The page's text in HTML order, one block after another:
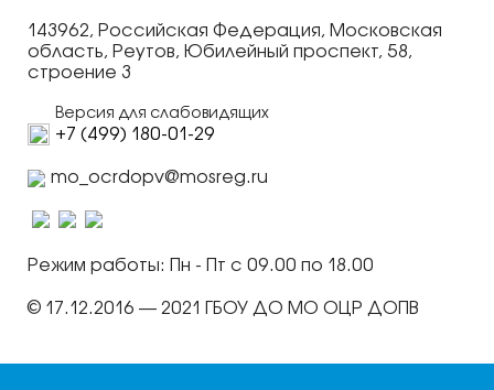
143962, Российская Федерация, Московская
область, Реутов, Юбилейный проспект, 58,
строение 3
Версия для слабовидящих
+7 (499) 180-01-29
mo_ocrdopv@mosreg.ru
Режим работы: Пн - Пт с 09.00 по 18.00
© 17.12.2016 — 2021 ГБОУ ДО МО ОЦР ДОПВ